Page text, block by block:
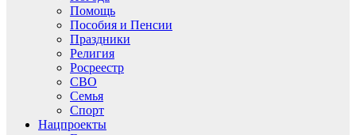
Помощь
Пособия и Пенсии
Праздники
Религия
Росреестр
СВО
Семья
Спорт
Нацпроекты